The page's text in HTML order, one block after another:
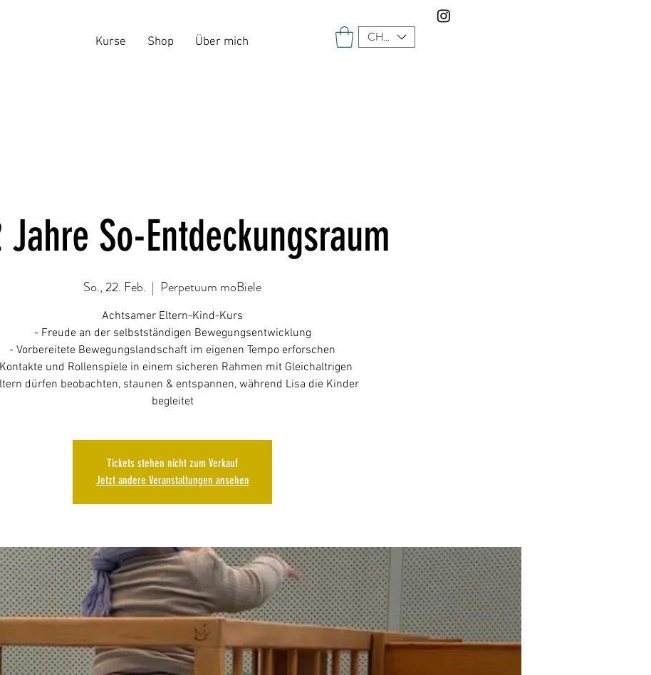
Kurse Shop Über mich CHF (CHF)
So-Entdeckungsraum
So., 22. Feb.
  |
Perpetuum moBiele
Achtsamer Eltern-Kind-Kurs
- Freude an der selbstständigen Bewegungsentwicklung
- Vorbereitete Bewegungslandschaft im eigenen Tempo erforschen
und Rollenspiele in einem sicheren Rahmen mit Gleichaltrigen
dürfen beobachten, staunen & entspannen, während Lisa die Kinder
begleitet
Tickets stehen nicht zum Verkauf
Jetzt andere Veranstaltungen ansehen